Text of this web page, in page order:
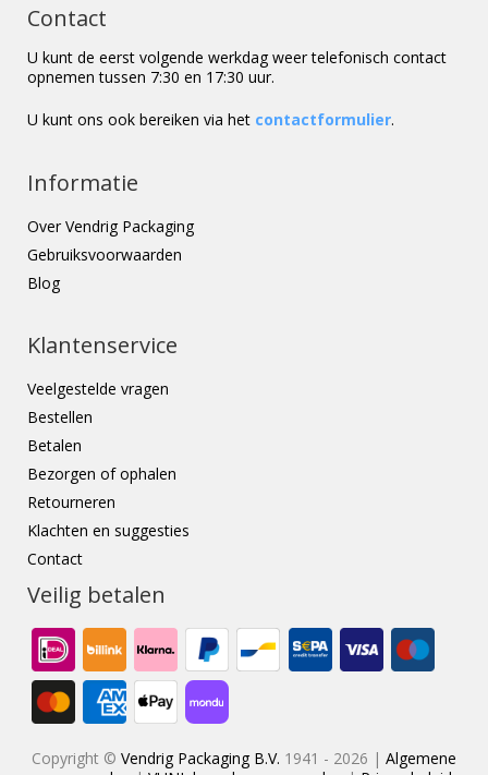
Contact
U kunt de eerst volgende werkdag weer telefonisch contact
opnemen tussen 7:30 en 17:30 uur.
U kunt ons ook bereiken via het contactformulier.
Informatie
Over Vendrig Packaging
Gebruiksvoorwaarden
Blog
Klantenservice
Veelgestelde vragen
Bestellen
Betalen
Bezorgen of ophalen
Retourneren
Klachten en suggesties
Contact
Veilig betalen
Copyright © Vendrig Packaging B.V. 1941 - 2026 | Algemene